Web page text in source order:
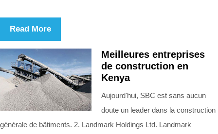
Read More
Meilleures entreprises
de construction en
Kenya
Aujourd'hui, SBC est sans aucun
doute un leader dans la construction
générale de bâtiments. 2. Landmark Holdings Ltd. Landmark